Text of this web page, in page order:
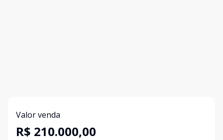
Valor venda
R$ 210.000,00